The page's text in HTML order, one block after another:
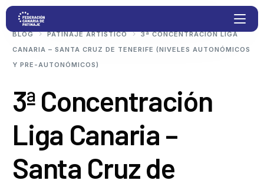
BLOG PATINAJE ARTÍSTICO
3ª CONCENTRACIÓN LIGA
CANARIA – SANTA CRUZ DE TENERIFE (NIVELES AUTONÓMICOS
Y PRE-AUTONÓMICOS)
3ª Concentración
Liga Canaria –
Santa Cruz de
Competiciones
Clubs
Transparencia